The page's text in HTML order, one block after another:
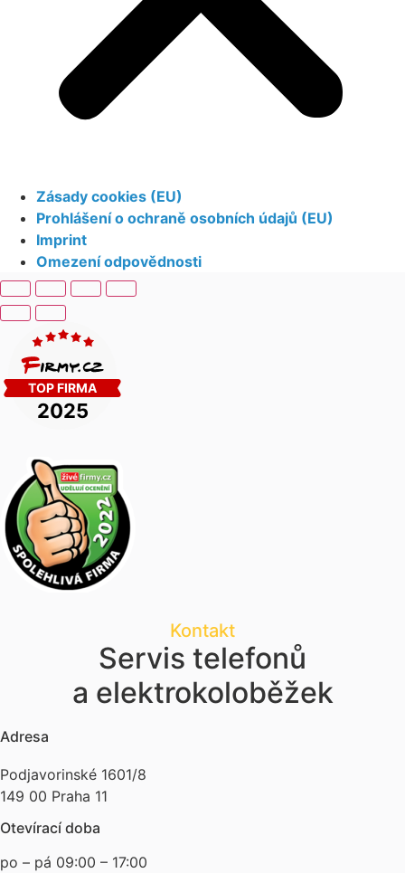
Zásady cookies (EU)
Prohlášení o ochraně osobních údajů (EU)
Imprint
Omezení odpovědnosti
Kontakt
Servis telefonů
a elektrokoloběžek
Adresa
Podjavorinské 1601/8
149 00 Praha 11
Otevírací doba
po – pá 09:00 – 17:00